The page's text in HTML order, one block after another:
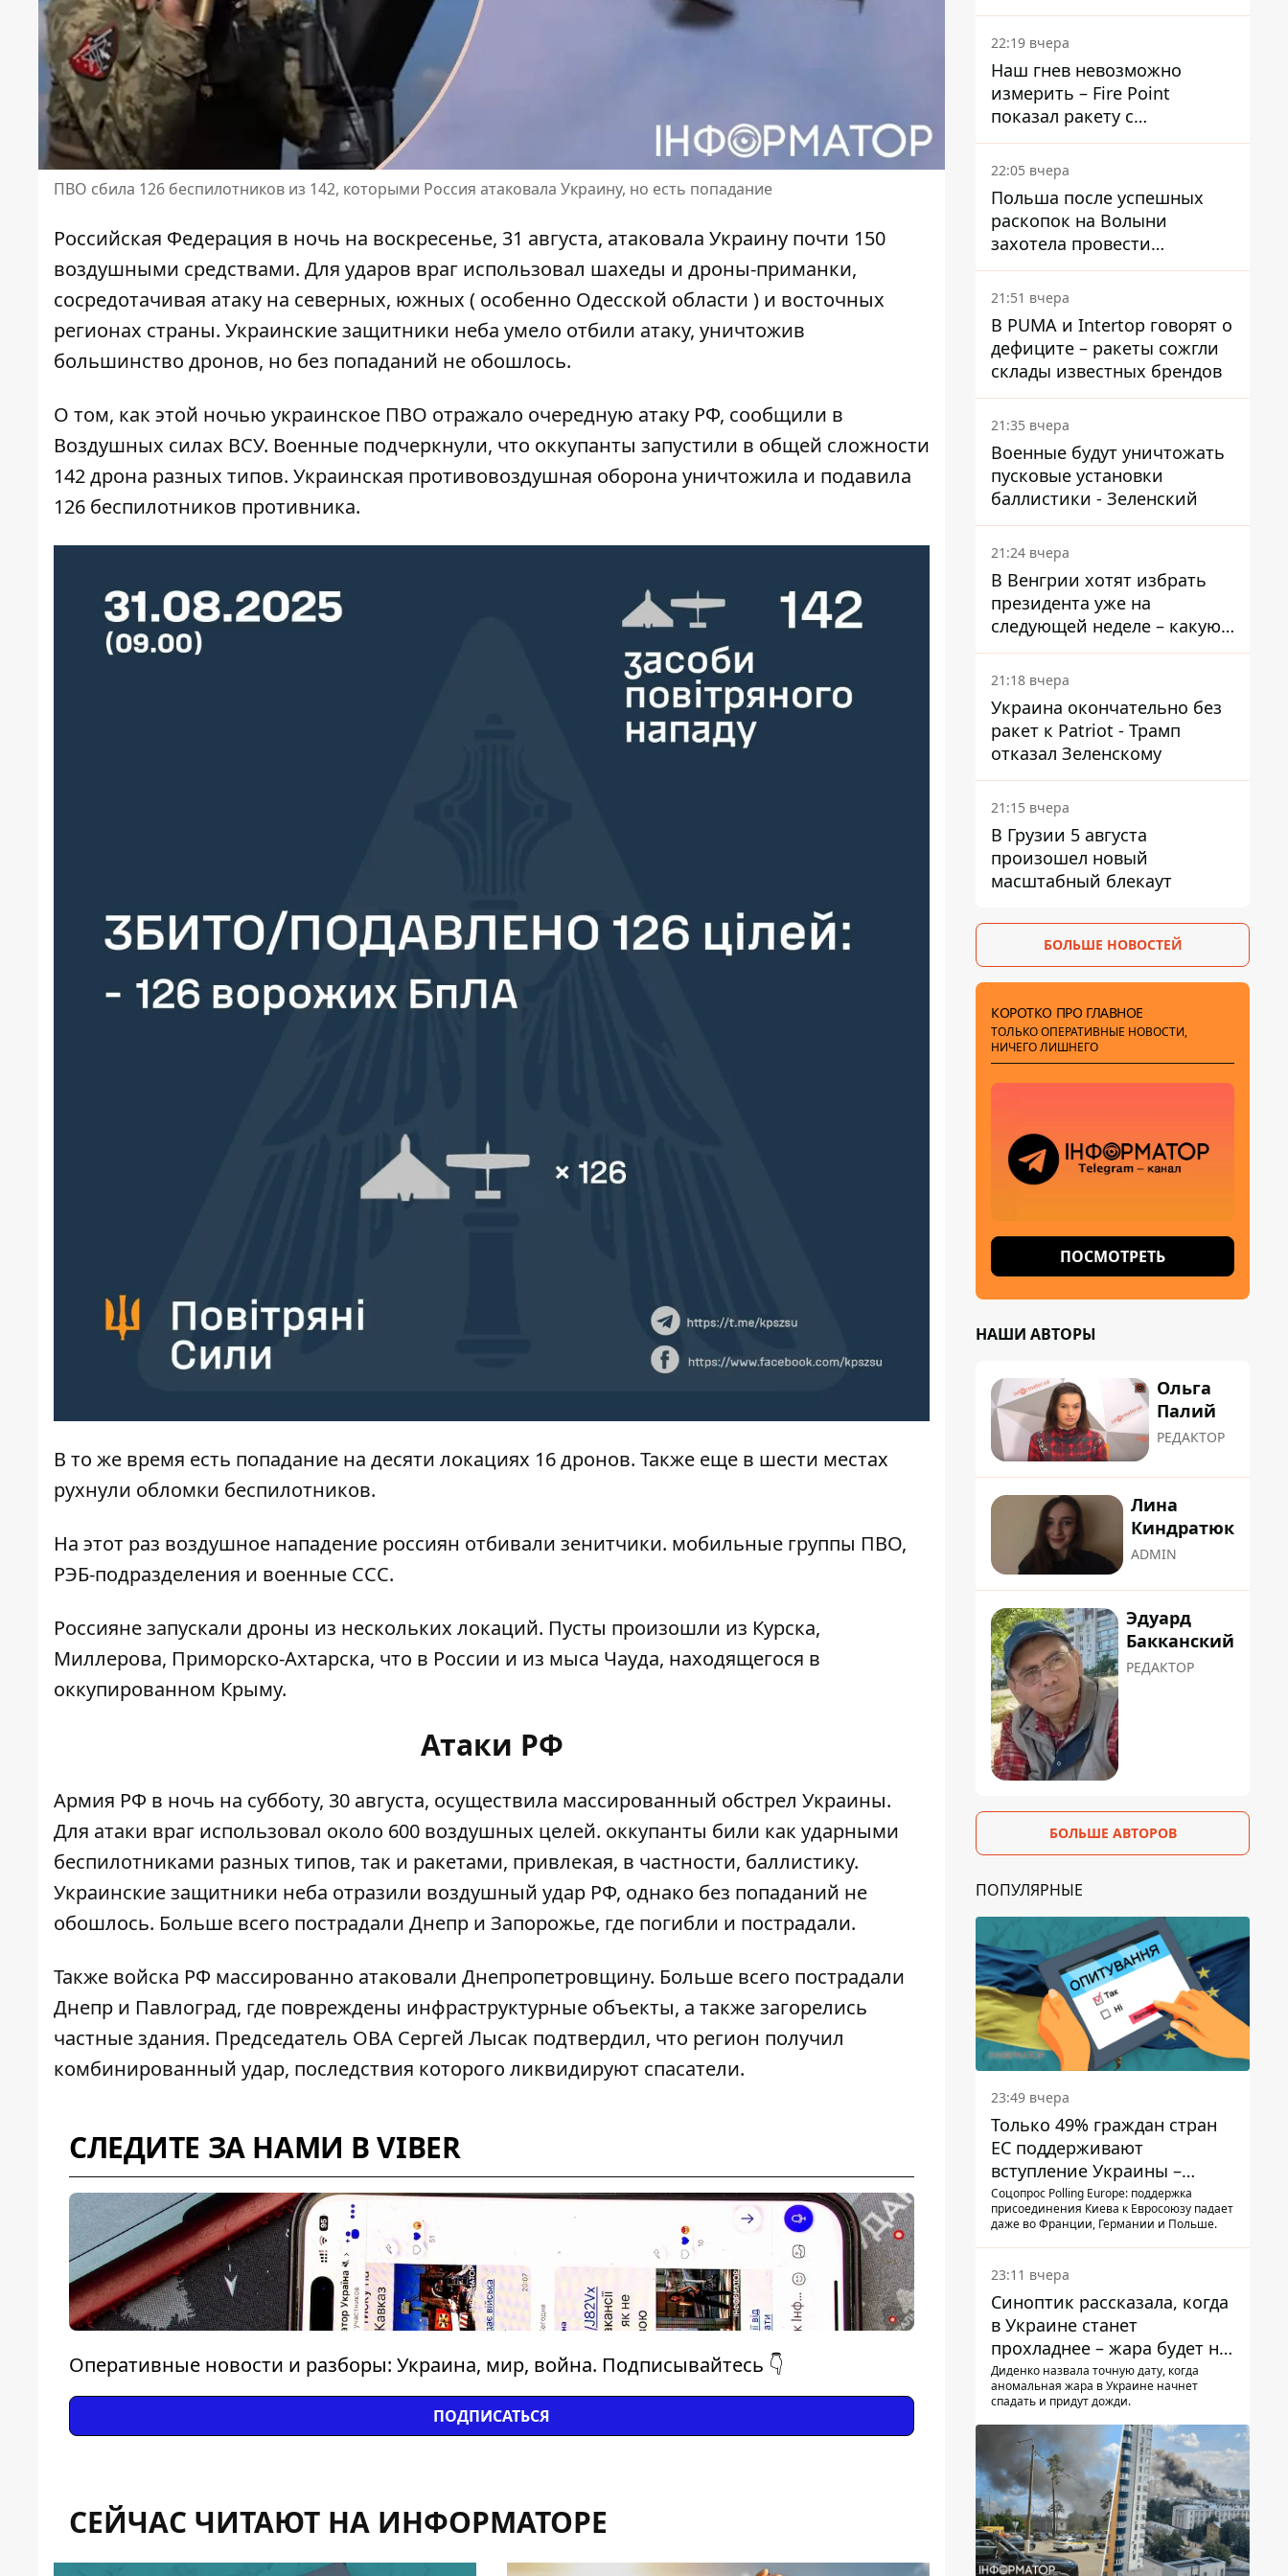
ПВО сбила 126 беспилотников из 142, которыми Россия атаковала Украину, но есть попадание
Российская Федерация в ночь на воскресенье, 31 августа, атаковала Украину почти 150
воздушными средствами. Для ударов враг использовал шахеды и дроны-приманки,
сосредотачивая атаку на северных, южных ( особенно Одесской области ) и восточных
регионах страны. Украинские защитники неба умело отбили атаку, уничтожив
большинство дронов, но без попаданий не обошлось.
О том, как этой ночью украинское ПВО отражало очередную атаку РФ, сообщили в
Воздушных силах ВСУ. Военные подчеркнули, что оккупанты запустили в общей сложности
142 дрона разных типов. Украинская противовоздушная оборона уничтожила и подавила
126 беспилотников противника.
В то же время есть попадание на десяти локациях 16 дронов. Также еще в шести местах
рухнули обломки беспилотников.
На этот раз воздушное нападение россиян отбивали зенитчики. мобильные группы ПВО,
РЭБ-подразделения и военные ССС.
Россияне запускали дроны из нескольких локаций. Пусты произошли из Курска,
Миллерова, Приморско-Ахтарска, что в России и из мыса Чауда, находящегося в
оккупированном Крыму.
Атаки РФ
Армия РФ в ночь на субботу, 30 августа, осуществила массированный обстрел Украины.
Для атаки враг использовал около 600 воздушных целей. оккупанты били как ударными
беспилотниками разных типов, так и ракетами, привлекая, в частности, баллистику.
Украинские защитники неба отразили воздушный удар РФ, однако без попаданий не
обошлось. Больше всего пострадали Днепр и Запорожье, где погибли и пострадали.
Также войска РФ массированно атаковали Днепропетровщину. Больше всего пострадали
Днепр и Павлоград, где повреждены инфраструктурные объекты, а также загорелись
частные здания. Председатель ОВА Сергей Лысак подтвердил, что регион получил
комбинированный удар, последствия которого ликвидируют спасатели.
СЛЕДИТЕ ЗА НАМИ В VIBER
Оперативные новости и разборы: Украина, мир, война. Подписывайтесь 👇
ПОДПИСАТЬСЯ
СЕЙЧАС ЧИТАЮТ НА ИНФОРМАТОРЕ
раскрыли детали
22:19 вчера
Наш гнев невозможно
измерить – Fire Point
показал ракету с
загадочной отметкой 723
22:05 вчера
Польша после успешных
раскопок на Волыни
захотела провести
эксгумацию в новых местах
21:51 вчера
В PUMA и Intertop говорят о
дефиците – ракеты сожгли
склады известных брендов
21:35 вчера
Военные будут уничтожать
пусковые установки
баллистики - Зеленский
21:24 вчера
В Венгрии хотят избрать
президента уже на
следующей неделе – какую
дату предлагают
21:18 вчера
Украина окончательно без
ракет к Patriot - Трамп
отказал Зеленскому
21:15 вчера
В Грузии 5 августа
произошел новый
масштабный блекаут
БОЛЬШЕ НОВОСТЕЙ
КОРОТКО ПРО ГЛАВНОЕ
ТОЛЬКО ОПЕРАТИВНЫЕ НОВОСТИ,
НИЧЕГО ЛИШНЕГО
ПОСМОТРЕТЬ
НАШИ АВТОРЫ
Ольга
Палий
РЕДАКТОР
Лина
Киндратюк
ADMIN
Эдуард
Бакканский
РЕДАКТОР
БОЛЬШЕ АВТОРОВ
ПОПУЛЯРНЫЕ
23:49 вчера
Только 49% граждан стран
ЕС поддерживают
вступление Украины –
результаты опроса
Соцопрос Polling Europe: поддержка
присоединения Киева к Евросоюзу падает
даже во Франции, Германии и Польше.
23:11 вчера
Синоптик рассказала, когда
в Украине станет
прохладнее – жара будет не
долго
Диденко назвала точную дату, когда
аномальная жара в Украине начнет
спадать и придут дожди.